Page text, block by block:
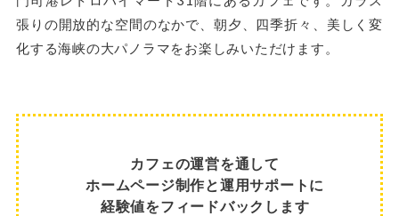
張りの開放的な空間のなかで、朝夕、四季折々、美しく変
化する海峡の大パノラマをお楽しみいただけます。
カフェの運営を通して
ホームページ制作と運用サポートに
経験値をフィードバックします